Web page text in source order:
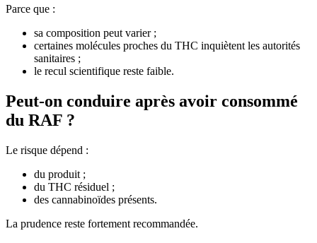
Parce que :
sa composition peut varier ;
certaines molécules proches du THC inquiètent les autorités
sanitaires ;
le recul scientifique reste faible.
Peut-on conduire après avoir consommé
du RAF ?
Le risque dépend :
du produit ;
du THC résiduel ;
des cannabinoïdes présents.
La prudence reste fortement recommandée.